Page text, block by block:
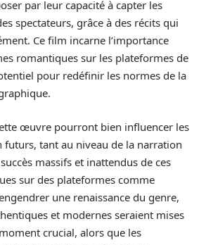
par leur capacité à capter les
spectateurs, grâce à des récits qui
Ce film incarne l’importance
romantiques sur les plateformes de
pour redéfinir les normes de la
œuvre pourront bien influencer les
tant au niveau de la narration
massifs et inattendus de ces
sur des plateformes comme
une renaissance du genre,
et modernes seraient mises
crucial, alors que les